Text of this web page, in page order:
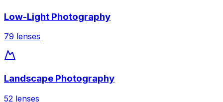
Low-Light Photography
79 lenses
Landscape Photography
52 lenses